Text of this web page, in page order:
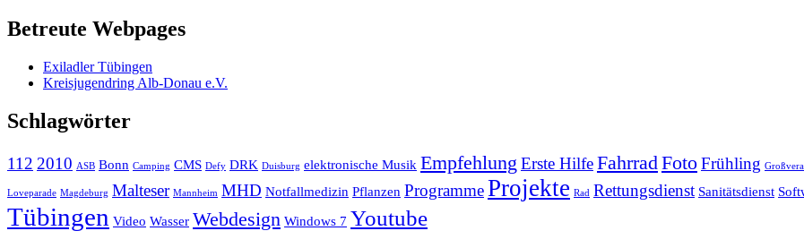
Betreute Webpages
Exiladler Tübingen
Kreisjugendring Alb-Donau e.V.
Schlagwörter
112 2010 ASB Bonn Camping CMS Defy DRK Duisburg elektronische Musik Empfehlung Erste HilfeFahrradFotoFrühling
Loveparade Magdeburg Malteser Mannheim MHD Notfallmedizin Pflanzen ProgrammeProjekte Rad Rettungsdienst Sanitätsdienst
Tübingen Video Wasser Webdesign Windows 7 Youtube